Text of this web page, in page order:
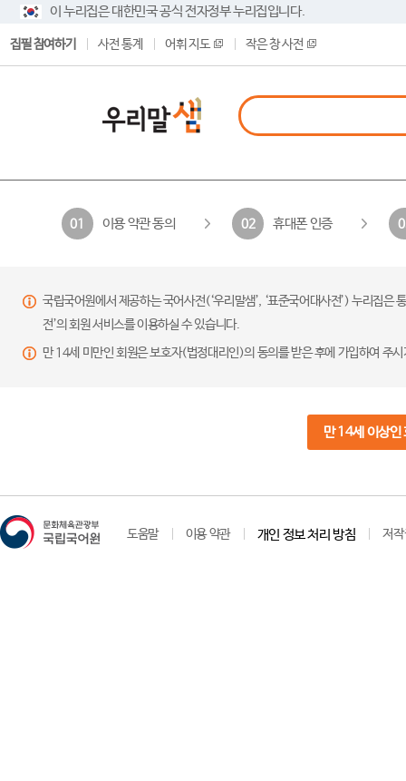
이 누리집은 대한민국 공식 전자정부 누리집입니다.
집필 참여하기 사전 통계 어휘 지도 작은 창 사전
01 이용 약관 동의 02 휴대폰 인증
국립국어원에서 제공하는 국어사전(‘우리말샘’, ‘표준국어대사전’) 누리집
전’의 회원 서비스를 이용하실 수 있습니다.
만 14세 미만인 회원은 보호자(법정대리인)의 동의를 받은 후에 가입하여 주
만 14세 이상인
도움말 이용 약관 개인 정보 처리 방침 저